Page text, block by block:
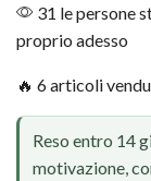
31 le persone
proprio adesso
🔥 6 articoli
Reso entro 14
motivazione,